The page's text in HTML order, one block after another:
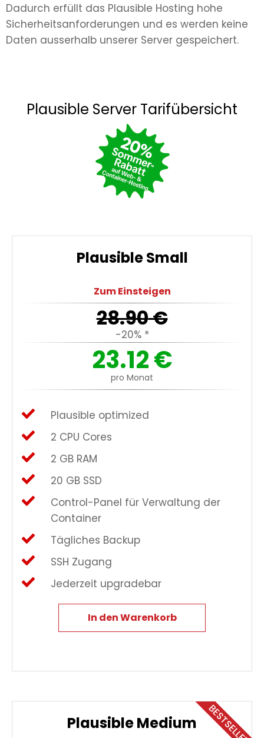
Dadurch erfüllt das Plausible Hosting hohe
Sicherheitsanforderungen und es werden keine
Daten ausserhalb unserer Server gespeichert.
Plausible Server Tarifübersicht
Plausible Small
Zum Einsteigen
28.90€
-20% *
23.12€
pro Monat
Plausible optimized
2 CPU Cores
2 GB RAM
20 GB SSD
Control-Panel für Verwaltung der
Container
Tägliches Backup
SSH Zugang
Jederzeit upgradebar
In den Warenkorb
BESTSELLER
Plausible Medium